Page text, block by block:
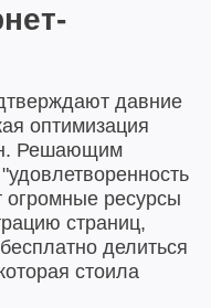
давние
оптимизация
Решающим
огромные ресурсы
страниц,
делиться
стоила